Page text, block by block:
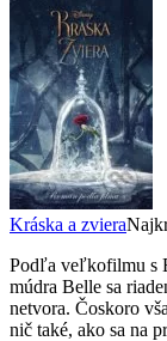
Kráska a zviera
Podľa veľkofilmu s
múdra Belle sa
netvora. Čoskoro
nič také, ako sa na